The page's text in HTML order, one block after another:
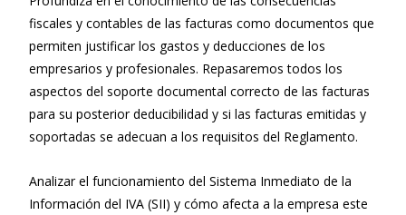
fiscales y contables de las facturas como documentos que
permiten justificar los gastos y deducciones de los
empresarios y profesionales. Repasaremos todos los
aspectos del soporte documental correcto de las facturas
para su posterior deducibilidad y si las facturas emitidas y
soportadas se adecuan a los requisitos del Reglamento.
Analizar el funcionamiento del Sistema Inmediato de la
Información del IVA (SII) y cómo afecta a la empresa este